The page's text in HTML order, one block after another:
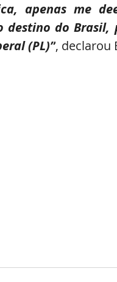
apenas me
destino do Brasil,
(PL)”, declarou